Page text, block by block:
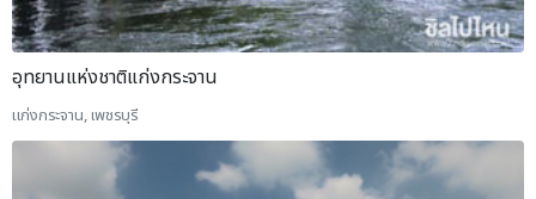
อุทยานแห่งชาติแก่งกระจาน
แก่งกระจาน, เพชรบุรี